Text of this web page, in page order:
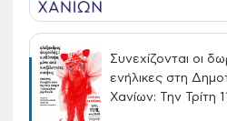
Συνεχίζονται οι
ενήλικες στη
Χανίων: Την Τρίτη